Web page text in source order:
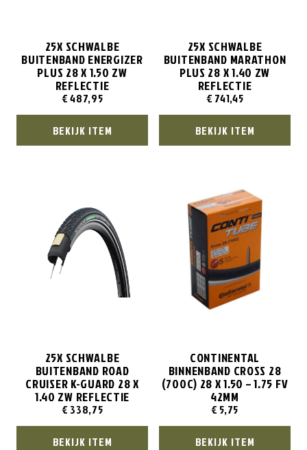
25X SCHWALBE
BUITENBAND ENERGIZER
PLUS 28 X 1.50 ZW
REFLECTIE
€487,95
BEKIJK ITEM
25X SCHWALBE
BUITENBAND MARATHON
PLUS 28 X 1.40 ZW
REFLECTIE
€ 741,45
BEKIJK ITEM
25X SCHWALBE
BUITENBAND ROAD
CRUISER K-GUARD 28 X
1.40 ZW REFLECTIE
€ 338,75
BEKIJK ITEM
CONTINENTAL
BINNENBAND CROSS 28
(700C) 28 X 1.50 – 1.75 FV
42MM
€ 5,75
BEKIJK ITEM